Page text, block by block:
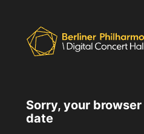
Sorry, your
date